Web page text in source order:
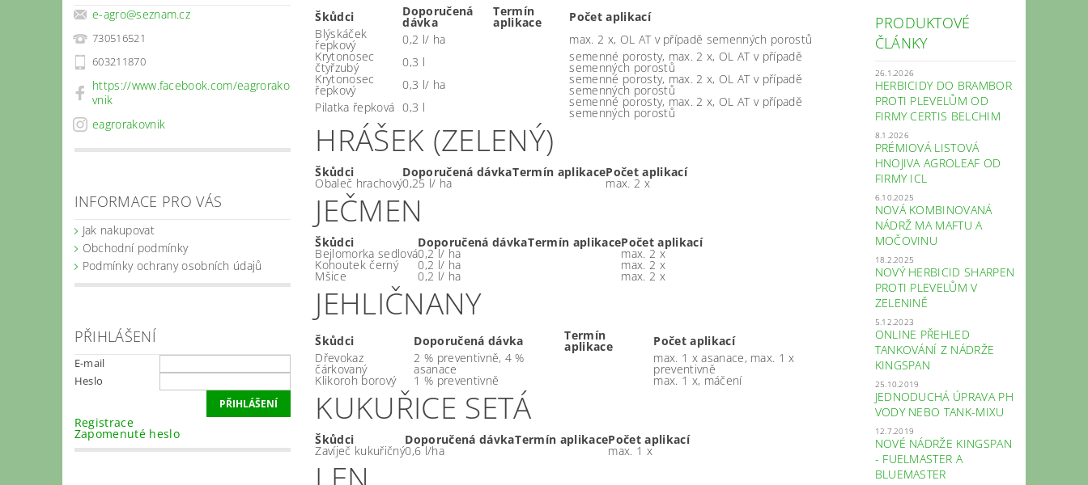
e-agro@seznam.cz
730516521
603211870
https://www.facebook.com/eagrorako
vnik
eagrorakovnik
INFORMACE PRO VÁS
Jak nakupovat
Obchodní podmínky
Podmínky ochrany osobních údajů
PŘIHLÁŠENÍ
E-mail
Heslo
Registrace
Zapomenuté heslo
Škůdci Doporučená
dávka
Termín
aplikace
Počet aplikací
Blýskáček
řepkový 0,2 l/ ha
max. 2 x, OL AT v případě semenných porostů
Krytonosec
čtyřzubý 0,3 l semenné porosty, max. 2 x, OL AT v případě
semenných porostů
Krytonosec
řepkový 0,3 l/ ha semenné porosty, max. 2 x, OL AT v případě
semenných porostů
Pilatka řepková 0,3 l semenné porosty, max. 2 x, OL AT v případě
semenných porostů
HRÁŠEK (ZELENÝ)
Škůdci Doporučená dávkaTermín aplikacePočet aplikací
Obaleč hrachový0,25 l/ ha max. 2 x
JEČMEN
Škůdci Doporučená dávkaTermín aplikacePočet aplikací
Bejlomorka sedlová0,2 l/ ha max. 2 x
Kohoutek černý 0,2 l/ ha max. 2 x
Mšice 0,2 l/ ha max. 2 x
JEHLIČNANY
Škůdci Doporučená dávka Termín
aplikace
Počet aplikací
Dřevokaz
čárkovaný
2 % preventivně, 4 %
asanace
max. 1 x asanace, max. 1 x
preventivně
Klikoroh borový 1 % preventivně max. 1 x, máčení
KUKUŘICE SETÁ
Škůdci Doporučená dávkaTermín aplikacePočet aplikací
Zavíječ kukuřičný0,6 l/ha max. 1 x
PRODUKTOVÉ
ČLÁNKY
26.1.2026
HERBICIDY DO BRAMBOR
PROTI PLEVELŮM OD
FIRMY CERTIS BELCHIM
8.1.2026
PRÉMIOVÁ LISTOVÁ
HNOJIVA AGROLEAF OD
FIRMY ICL
6.10.2025
NOVÁ KOMBINOVANÁ
NÁDRŽ MA MAFTU A
MOČOVINU
18.2.2025
NOVÝ HERBICID SHARPEN
PROTI PLEVELŮM V
ZELENINĚ
5.12.2023
ONLINE PŘEHLED
TANKOVÁNÍ Z NÁDRŽE
KINGSPAN
25.10.2019
JEDNODUCHÁ ÚPRAVA PH
VODY NEBO TANK-MIXU
12.7.2019
NOVÉ NÁDRŽE KINGSPAN
- FUELMASTER A
BLUEMASTER